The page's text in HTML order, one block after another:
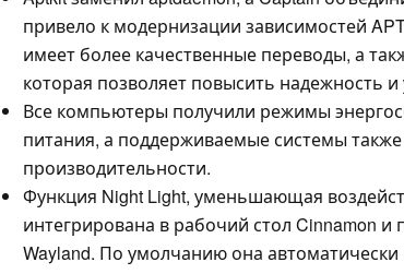
привело к модернизации зависимостей
имеет более качественные переводы, а
которая позволяет повысить надежность и
Все компьютеры получили режимы
питания, а поддерживаемые системы
производительности.
Функция Night Light, уменьшающая
интегрирована в рабочий стол Cinnamon и
Wayland. По умолчанию она автоматически